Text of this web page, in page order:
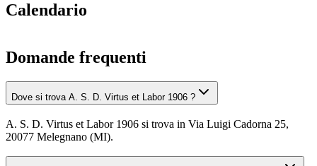
Calendario
Domande frequenti
Dove si trova A. S. D. Virtus et Labor 1906 ?
A. S. D. Virtus et Labor 1906 si trova in Via Luigi Cadorna 25,
20077 Melegnano (MI).